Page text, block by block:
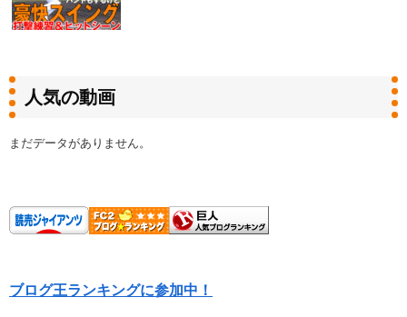
人気の動画
まだデータがありません。
ブログ王ランキングに参加中！